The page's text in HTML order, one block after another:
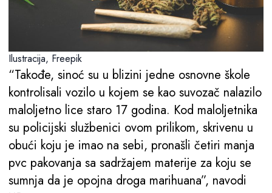
Ilustracija, Freepik
“Takođe, sinoć su u blizini jedne osnovne škole
kontrolisali vozilo u kojem se kao suvozač nalazilo
maloljetno lice staro 17 godina. Kod maloljetnika
su policijski službenici ovom prilikom, skrivenu u
obući koju je imao na sebi, pronašli četiri manja
pvc pakovanja sa sadržajem materije za koju se
sumnja da je opojna droga marihuana”, navodi